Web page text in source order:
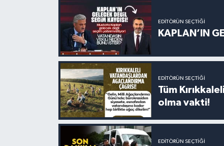
EDITÖRÜN SEÇTIĞI
KAPLAN’IN
EDITÖRÜN SEÇTIĞI
Tüm
olma vakti!
EDITÖRÜN SEÇTIĞI